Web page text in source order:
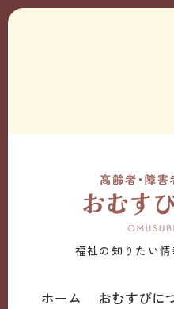
福祉の知りたい情
ホーム おむすびに